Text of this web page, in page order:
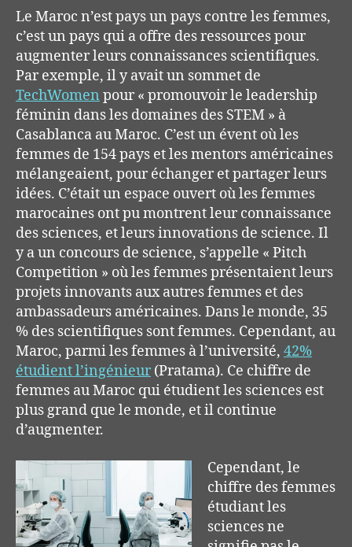
Le Maroc n’est pays un pays contre les femmes,
c’est un pays qui a offre des ressources pour
augmenter leurs connaissances scientifiques.
Par exemple, il y avait un sommet de
TechWomen pour « promouvoir le leadership
féminin dans les domaines des STEM » à
Casablanca au Maroc. C’est un évent où les
femmes de 154 pays et les mentors américaines
mélangeaient, pour échanger et partager leurs
idées. C’était un espace ouvert où les femmes
marocaines ont pu montrent leur connaissance
des sciences, et leurs innovations de science. Il
y a un concours de science, s’appelle « Pitch
Competition » où les femmes présentaient leurs
projets innovants aux autres femmes et des
ambassadeurs américaines. Dans le monde, 35
% des scientifiques sont femmes. Cependant, au
Maroc, parmi les femmes à l’université, 42%
étudient l’ingénieur (Pratama). Ce chiffre de
femmes au Maroc qui étudient les sciences est
plus grand que le monde, et il continue
d’augmenter.
Cependant, le
chiffre des femmes
étudiant les
sciences ne